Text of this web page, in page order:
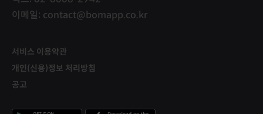
이메일: contact@bomapp.co.kr
서비스 이용약관
개인(신용)정보 처리방침
공고